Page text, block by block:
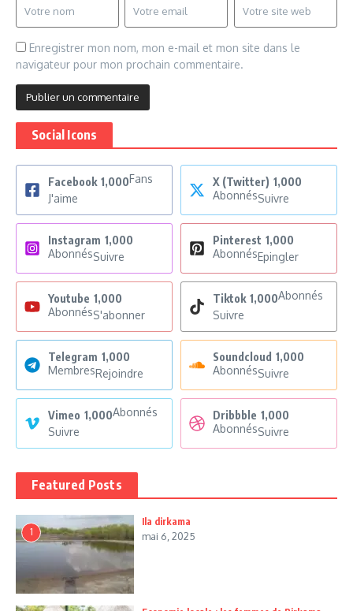
Enregistrer mon nom, mon e-mail et mon site dans le
navigateur pour mon prochain commentaire.
Social Icons
Facebook 1,000Fans
J'aime
X (Twitter) 1,000
AbonnésSuivre
Instagram 1,000
AbonnésSuivre
Pinterest 1,000
AbonnésEpingler
Youtube 1,000
AbonnésS'abonner
Tiktok 1,000Abonnés
Suivre
Telegram 1,000
MembresRejoindre
Soundcloud 1,000
AbonnésSuivre
Vimeo 1,000Abonnés
Suivre
Dribbble 1,000
AbonnésSuivre
Featured Posts
1
Ila dirkama
mai 6, 2025